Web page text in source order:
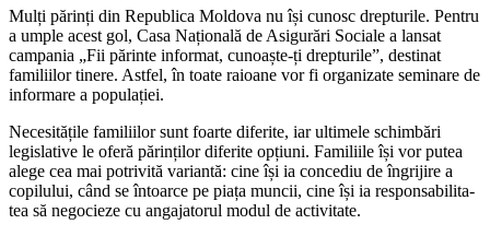
Mulți părinți din Republica Moldova nu își cunosc dreptu­rile. Pentru
a umple acest gol, Casa Națională de Asigurări Sociale a lansat
campania „Fii părinte informat, cunoaște-ți drepturile”, destinat
familiilor tinere. Astfel, în toate raioane vor fi organizate seminare de
informare a populației.
Necesitățile familiilor sunt foar­te diferite, iar ultimele schimbări
legislative le oferă părinților dife­rite opțiuni. Familiile își vor putea
alege cea mai potrivită variantă: cine își ia concediu de îngrijire a
copilului, când se întoarce pe piața muncii, cine își ia responsabilita­
tea să negocieze cu angajatorul modul de activitate.